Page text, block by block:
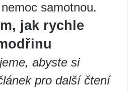
samotnou.
jak rychle
abyste si
pro další čtení